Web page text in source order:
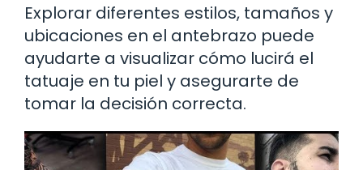
Explorar diferentes estilos, tamaños y
ubicaciones en el antebrazo puede
ayudarte a visualizar cómo lucirá el
tatuaje en tu piel y asegurarte de
tomar la decisión correcta.